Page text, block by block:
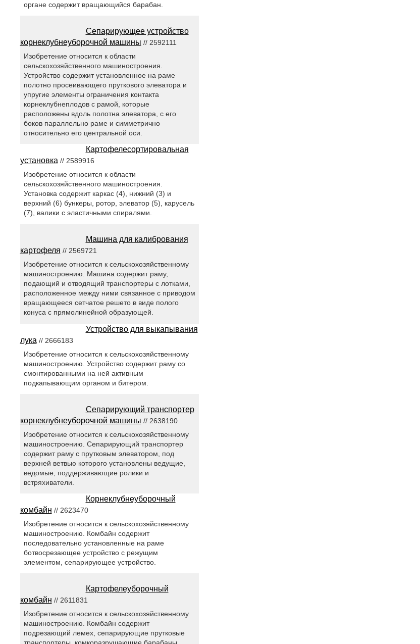
органе содержит вращающийся барабан.
Сепарирующее устройство
корнеклубнеуборочной машины // 2592111
Изобретение относится к области
сельскохозяйственного машиностроения.
Устройство содержит установленное на раме
полотно просеивающего пруткового элеватора и
упругие элементы ограничения контакта
корнеклубнеплодов с рамой, которые
расположены вдоль полотна элеватора, с его
боков параллельно раме и симметрично
относительно его центральной оси.
Картофелесортировальная
установка// 2589916
Изобретение относится к области
сельскохозяйственного машиностроения.
Установка содержит каркас (4), нижний (3) и
верхний (6) бункеры, ротор, элеватор (5), карусель
(7), валики с эластичными спиралями.
Машина для калибрования
картофеля // 2569721
Изобретение относится к сельскохозяйственному
машиностроению. Машина содержит раму,
подающий и отводящий транспортеры с лотками,
расположенное между ними связанное с приводом
вращающееся сетчатое решето в виде полого
конуса с прямолинейной образующей.
Устройство для выкапывания
лука // 2666183
Изобретение относится к сельскохозяйственному
машиностроению. Устройство содержит раму со
смонтированными на ней активным
подкапывающим органом и битером.
Сепарирующий транспортер
корнеклубнеуборочной машины // 2638190
Изобретение относится к сельскохозяйственному
машиностроению. Сепарирующий транспортер
содержит раму с прутковым элеватором, под
верхней ветвью которого установлены ведущие,
ведомые, поддерживающие ролики и
встряхиватели.
Корнеклубнеуборочный
комбайн // 2623470
Изобретение относится к сельскохозяйственному
машиностроению. Комбайн содержит
последовательно установленные на раме
ботвосрезающее устройство с режущим
элементом, сепарирующее устройство.
Картофелеуборочный
комбайн // 2611831
Изобретение относится к сельскохозяйственному
машиностроению. Комбайн содержит
подрезающий лемех, сепарирующие прутковые